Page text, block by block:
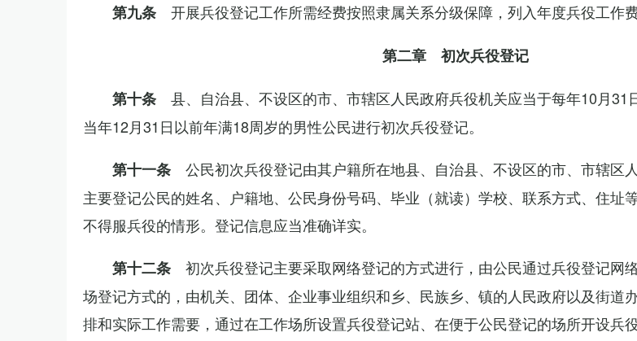
第九条 开展兵役登记工作所需经费按照隶属关系分级保障，列入年度兵役工作费
第二章 初次兵役登记
第十条 县、自治县、不设区的市、市辖区人民政府兵役机关应当于每年10月31
当年12月31日以前年满18周岁的男性公民进行初次兵役登记。
第十一条 公民初次兵役登记由其户籍所在地县、自治县、不设区的市、市辖区
主要登记公民的姓名、户籍地、公民身份号码、毕业（就读）学校、联系方式、住址
不得服兵役的情形。登记信息应当准确详实。
第十二条 初次兵役登记主要采取网络登记的方式进行，由公民通过兵役登记网
场登记方式的，由机关、团体、企业事业组织和乡、民族乡、镇的人民政府以及街道
排和实际工作需要，通过在工作场所设置兵役登记站、在便于公民登记的场所开设兵役